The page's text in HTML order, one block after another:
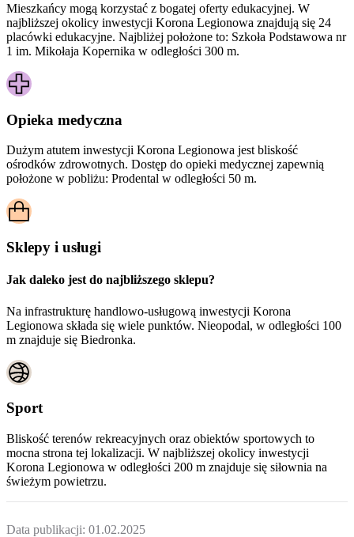
Mieszkańcy mogą korzystać z bogatej oferty edukacyjnej. W
najbliższej okolicy inwestycji Korona Legionowa znajdują się 24
placówki edukacyjne. Najbliżej położone to: Szkoła Podstawowa nr
1 im. Mikołaja Kopernika w odległości 300 m.
Opieka medyczna
Dużym atutem inwestycji Korona Legionowa jest bliskość
ośrodków zdrowotnych. Dostęp do opieki medycznej zapewnią
położone w pobliżu: Prodental w odległości 50 m.
Sklepy i usługi
Jak daleko jest do najbliższego sklepu?
Na infrastrukturę handlowo-usługową inwestycji Korona
Legionowa składa się wiele punktów. Nieopodal, w odległości 100
m znajduje się Biedronka.
Sport
Bliskość terenów rekreacyjnych oraz obiektów sportowych to
mocna strona tej lokalizacji. W najbliższej okolicy inwestycji
Korona Legionowa w odległości 200 m znajduje się siłownia na
świeżym powietrzu.
Data publikacji: 01.02.2025